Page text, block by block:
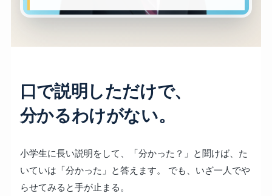
口で説明しただけで、
分かるわけがない。
小学生に長い説明をして、「分かった？」と聞けば、た
いていは「分かった」と答えます。 でも、いざ一人でや
らせてみると手が止まる。